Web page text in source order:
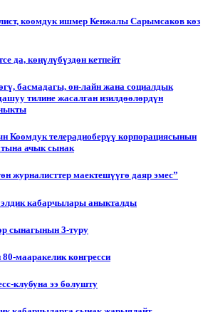
коомдук ишмер Кенжалы Сарымсаков көз
да, көңүлүбүздөн кетпейт
басмадагы, он-лайн жана социалдык
тилине жасалган изилдөөлөрдүн
Коомдук телерадиоберүү корпорациясынын
ачык сынак
журналисттер маектешүүгө даяр эмес”
кабарчылары аныкталды
сынагынын 3-туру
мааракелик конгресси
клубуна ээ болушту